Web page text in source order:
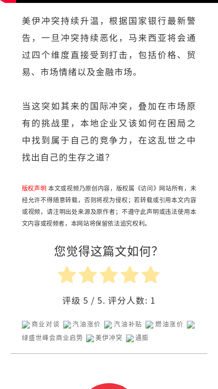
美伊冲突持续升温，根据国家银行最新警
告，一旦冲突持续恶化，马来西亚将会通
过四个维度直接受到打击，包括价格、贸
易、市场情绪以及金融市场。
当这突如其来的国际冲突，叠加在市场原
有的挑战里，本地企业又该如何在困局之
中找到属于自己的竞争力，在这乱世之中
找出自己的生存之道？
版权声明 本文或视频乃原创内容，版权属《访问》网站所有，未
经允许不得随意转载，否则将视为侵权；若转载或引用本文内容
或视频，请注明出处来源及原作者；不遵守此声明或违法使用本
文内容或视频者，本网站将保留依法追究权利。
您觉得这篇文如何？
评级 5 / 5. 评分人数: 1
商业对谈 汽油涨价 汽油补贴
燃油涨价
绿盛世峰会商业启势
美伊冲突 通膨